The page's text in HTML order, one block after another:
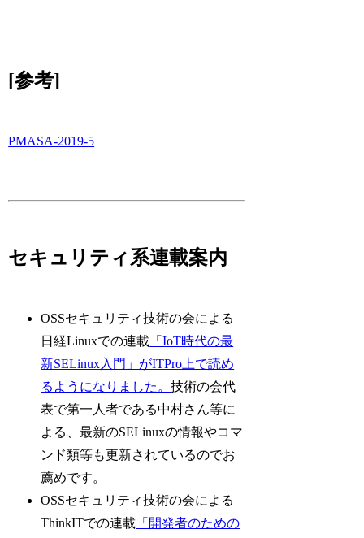
[参考]
PMASA-2019-5
セキュリティ系連載案内
OSSセキュリティ技術の会による
日経Linuxでの連載 「IoT時代の最
新SELinux入門」がITPro上で読め
るようになりました。技術の会代
表で第一人者である中村さん等に
よる、最新のSELinuxの情報やコマ
ンド類等も更新されているのでお
薦めです。
OSSセキュリティ技術の会による
ThinkITでの連載 「開発者のための